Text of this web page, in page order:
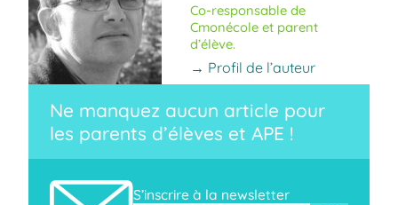
Co-responsable de
Cmonécole et parent
d’élève.
→ Profil de l’auteur
Ne manquez aucun article pour
les parents d’élèves et APE !
S’inscrire à la newsletter